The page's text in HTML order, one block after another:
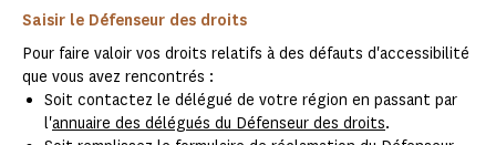
Saisir le Défenseur des droits
Pour faire valoir vos droits relatifs à des défauts d'accessibilité
que vous avez rencontrés :
Soit contactez le délégué de votre région en passant par
l'annuaire des délégués du Défenseur des droits.